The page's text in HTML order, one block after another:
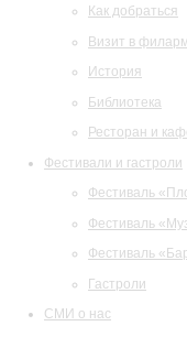
Как добраться
Визит в
История
Библиотека
Ресторан и
Фестивали и гастроли
Фестиваль
Фестиваль
Фестиваль
Гастроли
СМИ о нас